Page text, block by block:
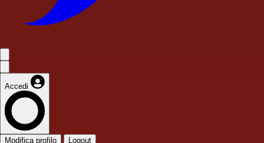
Accedi
Modifica profilo Logout